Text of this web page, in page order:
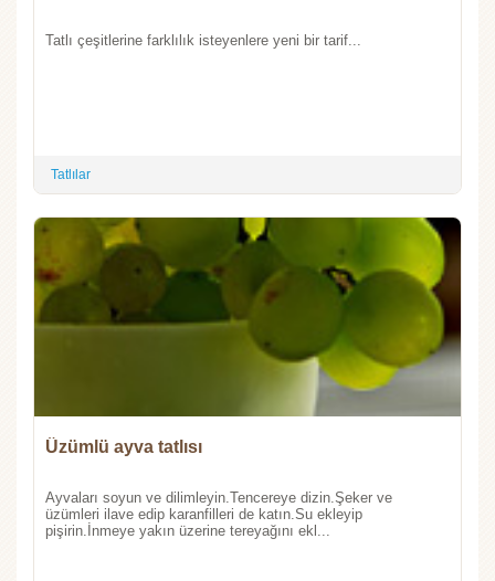
Tatlı çeşitlerine farklılık isteyenlere yeni bir tarif...
Tatlılar
Üzümlü ayva tatlısı
Ayvaları soyun ve dilimleyin.Tencereye dizin.Şeker ve
üzümleri ilave edip karanfilleri de katın.Su ekleyip
pişirin.İnmeye yakın üzerine tereyağını ekl...